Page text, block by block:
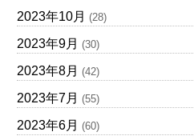
2023年10月 (28)
2023年9月 (30)
2023年8月 (42)
2023年7月 (55)
2023年6月 (60)